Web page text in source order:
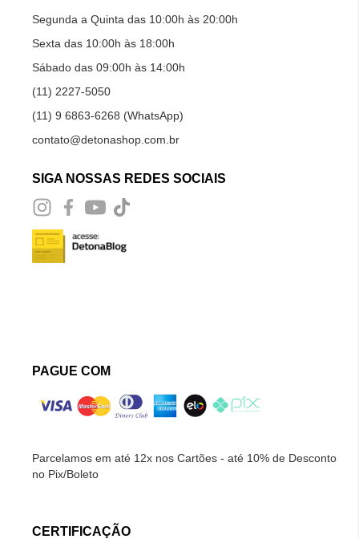
Segunda a Quinta das 10:00h às 20:00h
Sexta das 10:00h às 18:00h
Sábado das 09:00h às 14:00h
(11) 2227-5050
(11) 9 6863-6268 (WhatsApp)
contato@detonashop.com.br
SIGA NOSSAS REDES SOCIAIS
PAGUE COM
Parcelamos em até 12x nos Cartões - até 10% de Desconto
no Pix/Boleto
CERTIFICAÇÃO